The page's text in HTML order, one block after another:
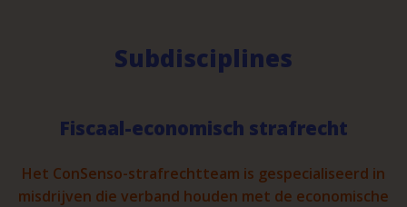
Subdisciplines
Fiscaal-economisch strafrecht
Het ConSenso-strafrechtteam is gespecialiseerd in
misdrijven die verband houden met de economische